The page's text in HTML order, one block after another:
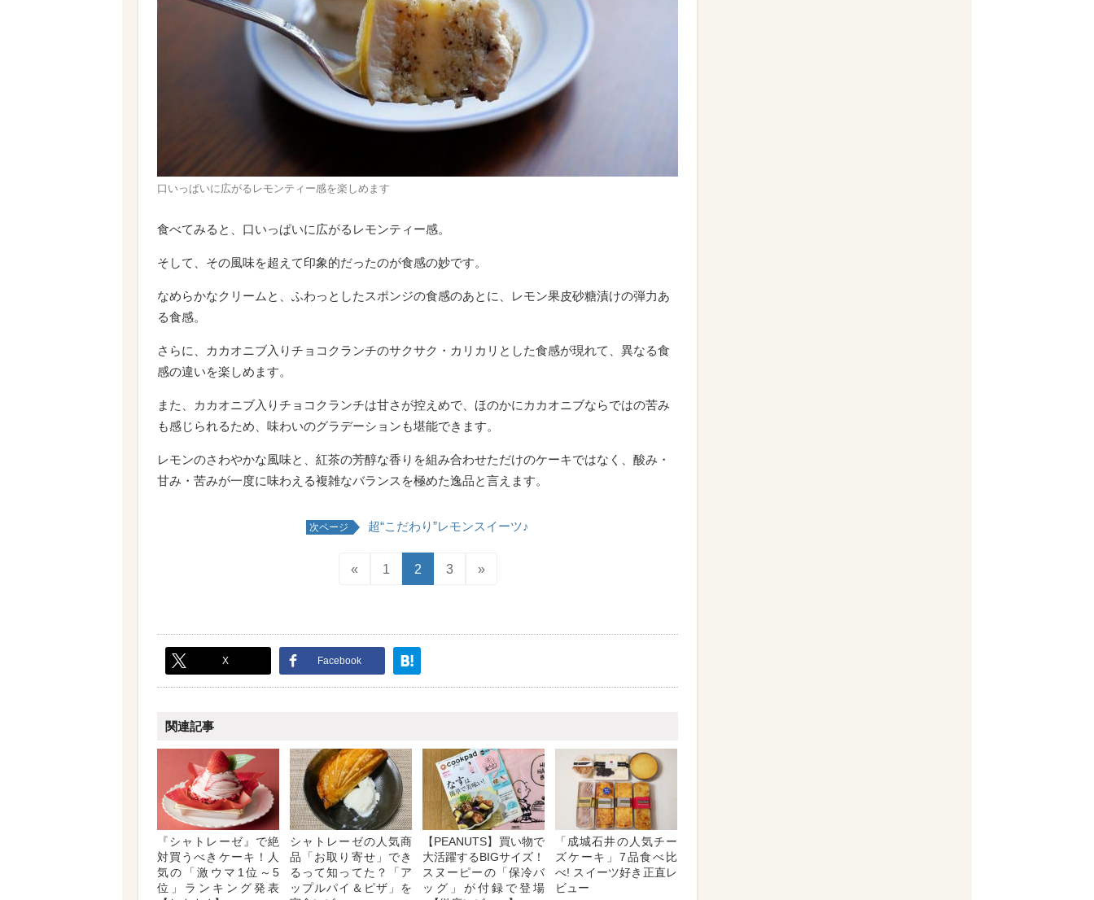
口いっぱいに広がるレモンティー感を楽しめます
食べてみると、口いっぱいに広がるレモンティー感。
そして、その風味を超えて印象的だったのが食感の妙です。
なめらかなクリームと、ふわっとしたスポンジの食感のあとに、レモン果皮砂糖漬けの弾力あ
る食感。
さらに、カカオニブ入りチョコクランチのサクサク・カリカリとした食感が現れて、異なる食
感の違いを楽しめます。
また、カカオニブ入りチョコクランチは甘さが控えめで、ほのかにカカオニブならではの苦み
も感じられるため、味わいのグラデーションも堪能できます。
レモンのさわやかな風味と、紅茶の芳醇な香りを組み合わせただけのケーキではなく、酸み・
甘み・苦みが一度に味わえる複雑なバランスを極めた逸品と言えます。
次ページ 超“こだわり”レモンスイーツ♪
« 1 2 3 »
X Facebook
関連記事
『シャトレーゼ』で絶
対買うべきケーキ！人
気の「激ウマ1位～5
位」ランキング発表
シャトレーゼの人気商
品「お取り寄せ」でき
るって知ってた？「ア
ップルパイ＆ピザ」を
【PEANUTS】買い物で
大活躍するBIGサイズ！
スヌーピーの「保冷バ
ッグ」が付録で登場
「成城石井の人気チー
ズケーキ」7品食べ比
べ! スイーツ好き正直レ
ビュー